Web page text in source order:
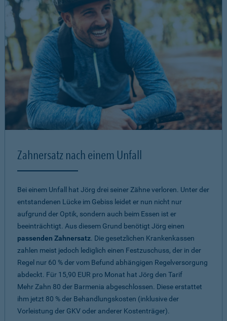
Zahnersatz nach einem Unfall
Bei einem Unfall hat Jörg drei seiner Zähne verloren. Unter der
entstandenen Lücke im Gebiss leidet er nun nicht nur
aufgrund der Optik, sondern auch beim Essen ist er
beeinträchtigt. Aus diesem Grund benötigt Jörg einen
passenden Zahnersatz. Die gesetzlichen Krankenkassen
zahlen meist jedoch lediglich einen Festzuschuss, der in der
Regel nur 60 % der vom Befund abhängigen Regelversorgung
abdeckt. Für 15,90 EUR pro Monat hat Jörg den Tarif
Mehr Zahn 80 der Barmenia abgeschlossen. Diese erstattet
ihm jetzt 80 % der Behandlungskosten (inklusive der
Vorleistung der GKV oder anderer Kostenträger).